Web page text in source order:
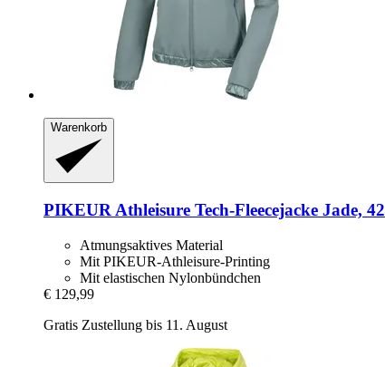
Warenkorb
PIKEUR Athleisure Tech-​Fleecejacke Jade, 42
Atmungsaktives Material
Mit PIKEUR-Athleisure-Printing
Mit elastischen Nylonbündchen
€ 129,99
Gratis Zustellung bis 11. August